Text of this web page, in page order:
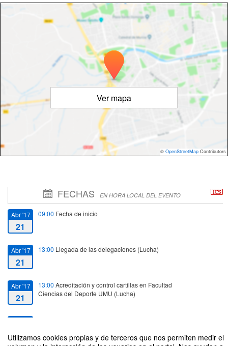
Utilizamos cookies propias y de terceros que nos permiten medir el
Ver mapa
© OpenStreetMap Contributors
FECHAS EN HORA LOCAL DEL EVENTO
Abr '17
21
09:00 Fecha de inicio
Abr '17
21
13:00 Llegada de las delegaciones (Lucha)
Abr '17
21
13:00 Acreditación y control cartillas en Facultad
Ciencias del Deporte UMU (Lucha)
5